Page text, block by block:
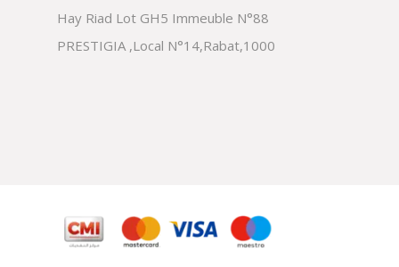
Hay Riad Lot GH5 Immeuble N°88
PRESTIGIA ,Local N°14,Rabat,1000